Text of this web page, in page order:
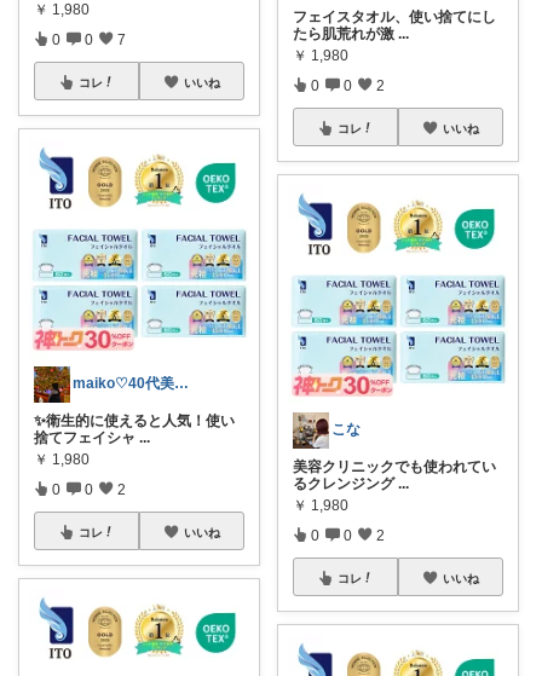
￥ 1,980
0 0 7
コレ いいね
maiko♡40代美容とファッション
✨衛生的に使えると人気！使い
捨てフェイシャ ...
￥ 1,980
0 0 2
コレ いいね
フェイスタオル、使い捨てにし
たら肌荒れが激 ...
￥ 1,980
0 0 2
コレ いいね
こな
美容クリニックでも使われてい
るクレンジング ...
￥ 1,980
0 0 2
コレ いいね